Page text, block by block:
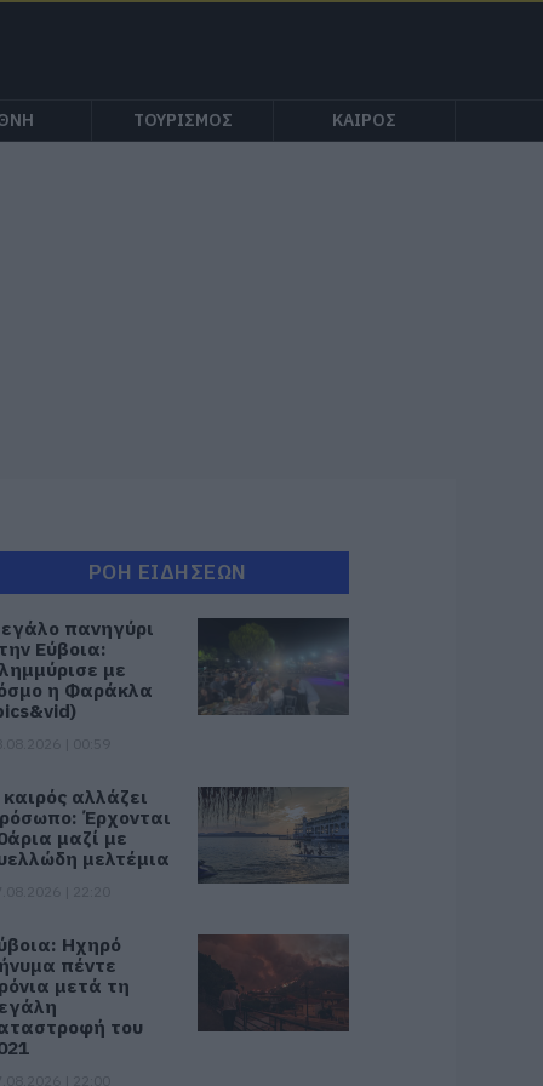
ΤΟΥΡΙΣΜΟΣ ΚΑΙΡΟΣ
ΡΟΗ ΕΙΔΗΣΕΩΝ
πανηγύρι
Εύβοια:
με
η Φαράκλα
αλλάζει
Έρχονται
μαζί με
μελτέμια
Ηχηρό
πέντε
μετά τη
του